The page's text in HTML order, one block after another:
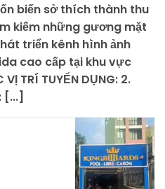
biến sở thích thành thu
kiếm những gương mặt
triển kênh hình ảnh
cao cấp tại khu vực
TRÍ TUYỂN DỤNG: 2.
[...]